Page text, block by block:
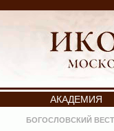
АКАДЕМИЯ
БОГОСЛОВСКИЙ